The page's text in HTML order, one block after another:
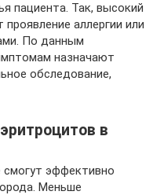
пациента. Так, высокий
аллергии или
По данным
назначают
обследование,
в
смогут эффективно
Меньше